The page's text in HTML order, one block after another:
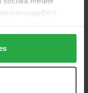
accepterar du
kan anpassa
som helst återkalla
Strengthening